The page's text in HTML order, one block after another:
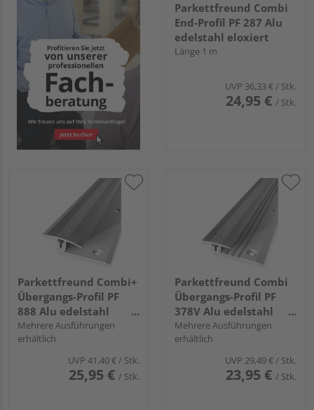
Parkettfreund Combi
End-Profil PF 287 Alu
edelstahl eloxiert
Länge 1 m
UVP 36,33 €/ Stk.
24,95 € / Stk.
Parkettfreund Combi+
Übergangs-Profil PF
888 Alu edelstahl
eloxiert
Mehrere Ausführungen
erhältlich
UVP 41,40 €/ Stk.
25,95 € / Stk.
Parkettfreund Combi
Übergangs-Profil PF
378V Alu edelstahl
eloxiert
Mehrere Ausführungen
erhältlich
UVP 29,49 €/ Stk.
23,95 € / Stk.